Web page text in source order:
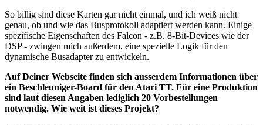
So billig sind diese Karten gar nicht einmal, und ich weiß nicht
genau, ob und wie das Busprotokoll adaptiert werden kann. Einige
spezifische Eigenschaften des Falcon - z.B. 8-Bit-Devices wie der
DSP - zwingen mich außerdem, eine spezielle Logik für den
dynamische Busadapter zu entwickeln.
Auf Deiner Webseite finden sich ausserdem Informationen über
ein Beschleuniger-Board für den Atari TT. Für eine Produktion
sind laut diesen Angaben lediglich 20 Vorbestellungen
notwendig. Wie weit ist dieses Projekt?